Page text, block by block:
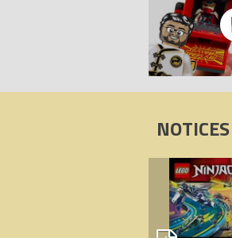
- Ces briques
construction
Tous les prix
Code EAN du